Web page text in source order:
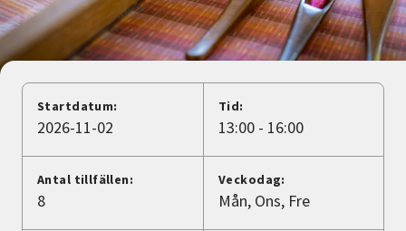
Cirkelledare
Nyheter
Avdelningar
Lyssna
Startdatum:
2026-11-02
Tid:
13:00 - 16:00
Antal tillfällen:
8
Veckodag:
Mån Ons Fre